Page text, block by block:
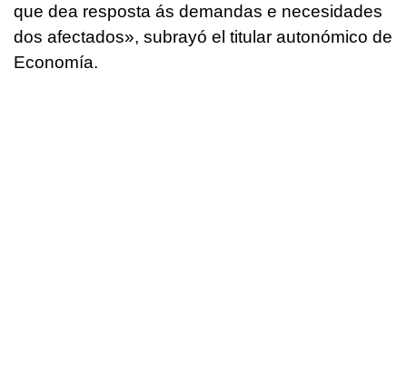
que dea resposta ás demandas e necesidades
dos afectados», subrayó el titular autonómico de
Economía.